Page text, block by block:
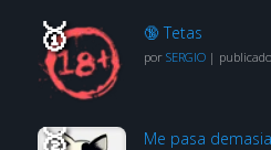
🔞 Tetas
por SERGIO|
Me pasa